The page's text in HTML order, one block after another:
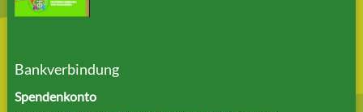
Bankverbindung
Spendenkonto